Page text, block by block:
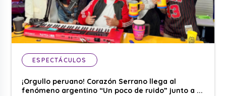
ESPECTÁCULOS
¡Orgullo peruano! Corazón Serrano llega al
fenómeno argentino “Un poco de ruido” junto a ...